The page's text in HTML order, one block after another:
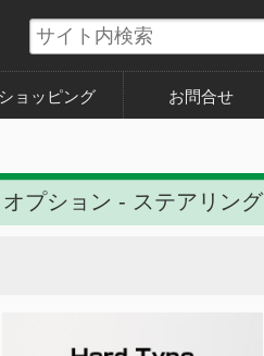
ショッピング お問合せ
プション - ステアリング